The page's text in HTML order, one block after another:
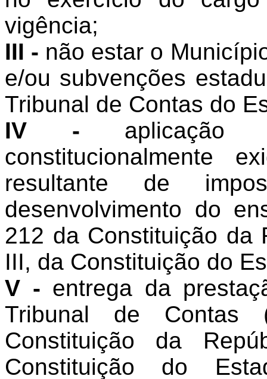
vigência;
III - não estar o
e/ou subvenções
Tribunal de Contas do
IV - aplicação
constitucionalmente
resultante de
desenvolvimento do
212 da Constituição da
III, da Constituição do
V - entrega da
Tribunal de
Constituição da
Constituição do